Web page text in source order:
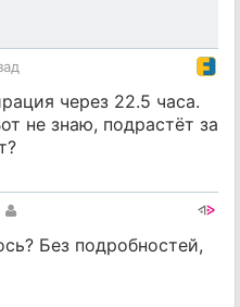
через 22.5 часа.
не знаю, подрастёт за
Без подробностей,